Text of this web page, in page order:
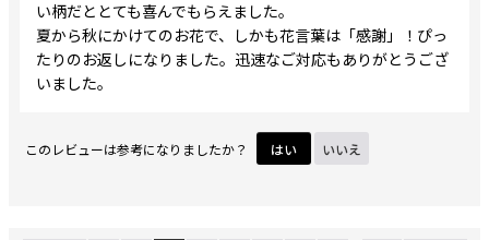
い柄だととても喜んでもらえました。
夏から秋にかけてのお花で、しかも花言葉は「感謝」！ぴっ
たりのお返しになりました。迅速なご対応もありがとうござ
いました。
このレビューは参考になりましたか？ はい いいえ